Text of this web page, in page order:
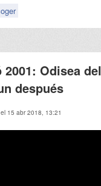
2001: Odisea
después
el 15 abr 2018, 13:21